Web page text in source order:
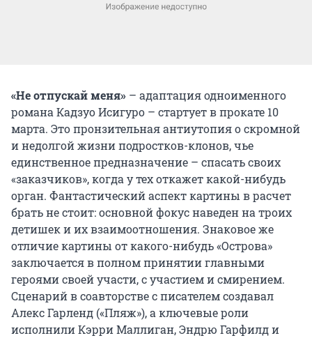
«Не отпускай меня» – адаптация одноименного
романа Кадзуо Исигуро – стартует в прокате 10
марта. Это пронзительная антиутопия о скромной
и недолгой жизни подростков-клонов, чье
единственное предназначение – спасать своих
«заказчиков», когда у тех откажет какой-нибудь
орган. Фантастический аспект картины в расчет
брать не стоит: основной фокус наведен на троих
детишек и их взаимоотношения. Знаковое же
отличие картины от какого-нибудь «Острова»
заключается в полном принятии главными
героями своей участи, с участием и смирением.
Сценарий в соавторстве с писателем создавал
Алекс Гарленд («Пляж»), а ключевые роли
исполнили Кэрри Маллиган, Эндрю Гарфилд и